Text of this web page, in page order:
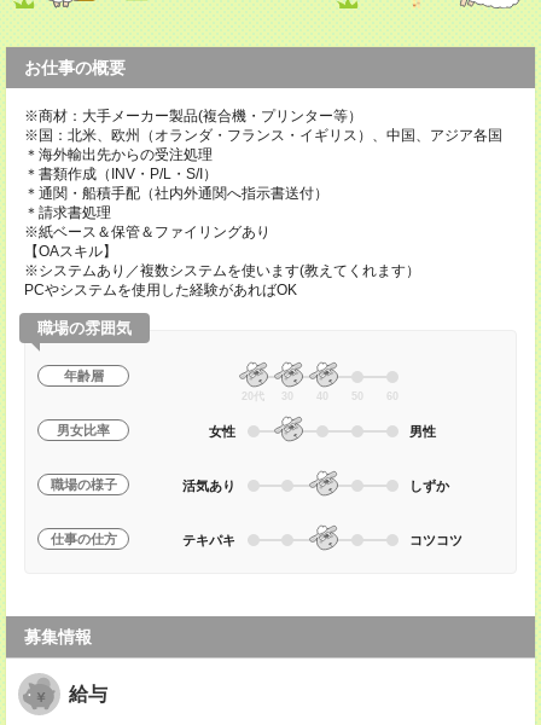
お仕事の概要
※商材：大手メーカー製品(複合機・プリンター等）
※国：北米、欧州（オランダ・フランス・イギリス）、中国、アジア各国
＊海外輸出先からの受注処理
＊書類作成（INV・P/L・S/I）
＊通関・船積手配（社内外通関へ指示書送付）
＊請求書処理
※紙ベース＆保管＆ファイリングあり
【OAスキル】
※システムあり／複数システムを使います(教えてくれます）
PCやシステムを使用した経験があればOK
職場の雰囲気
年齢層
20代 30 40 50 60
男女比率 女性 男性
職場の様子 活気あり しずか
仕事の仕方 テキパキ コツコツ
募集情報
給与